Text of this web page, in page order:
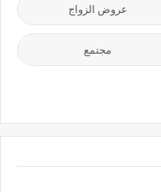
عروض الزواج
مجتمع